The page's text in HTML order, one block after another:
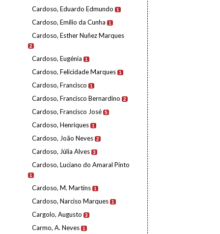
Cardoso, Eduardo Edmundo 1
Cardoso, Emílio da Cunha 1
Cardoso, Esther Nuñez Marques
2
Cardoso, Eugénia 1
Cardoso, Felicidade Marques 1
Cardoso, Francisco 1
Cardoso, Francisco Bernardino 2
Cardoso, Francisco José 5
Cardoso, Henriques 1
Cardoso, João Neves 2
Cardoso, Júlia Alves 3
Cardoso, Luciano do Amaral Pinto
1
Cardoso, M. Martins 1
Cardoso, Narciso Marques 1
Cargolo, Augusto 3
Carmo, A. Neves 1